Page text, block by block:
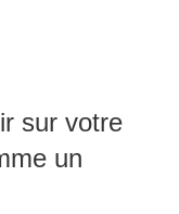
sur votre
un